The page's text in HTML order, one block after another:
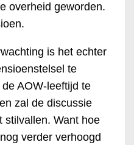
overheid geworden.
is het echter
te
AOW-leeftijd te
zal de discussie
stilvallen. Want hoe
verder verhoogd